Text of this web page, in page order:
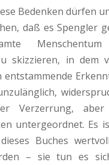
dürfen
daß es Spengler
Menschentum
skizzieren, in dem
entstammende
Verzerrung,
untergeordnet. Es
Buches
– sie tun es